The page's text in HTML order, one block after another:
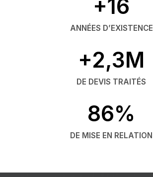
+16
ANNÉES D’EXISTENCE
+2,3M
DE DEVIS TRAITÉS
86%
DE MISE EN RELATION